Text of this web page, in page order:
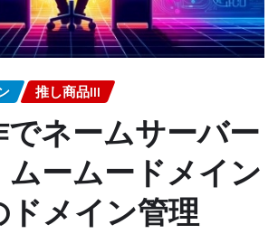
推し商品III
ネームサーバー
ムームードメイン
ドメイン管理